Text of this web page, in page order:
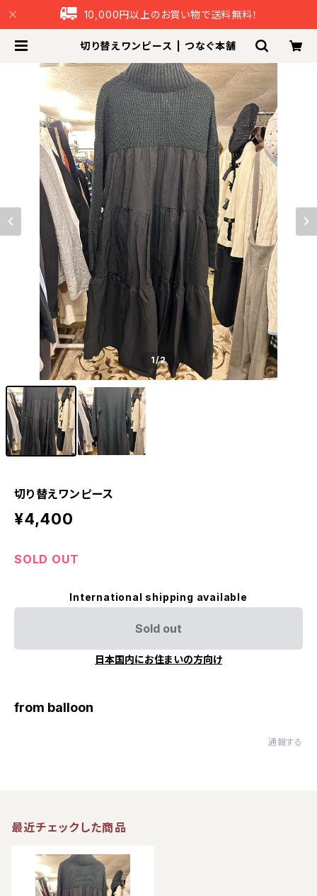
10,000円以上のお買い物で送料無料！
切り替えワンピース | つなぐ本舗
1/2
切り替えワンピース
¥4,400
SOLD OUT
International shipping available
Sold out
日本国内にお住まいの方向け
from balloon
通報する
最近チェックした商品